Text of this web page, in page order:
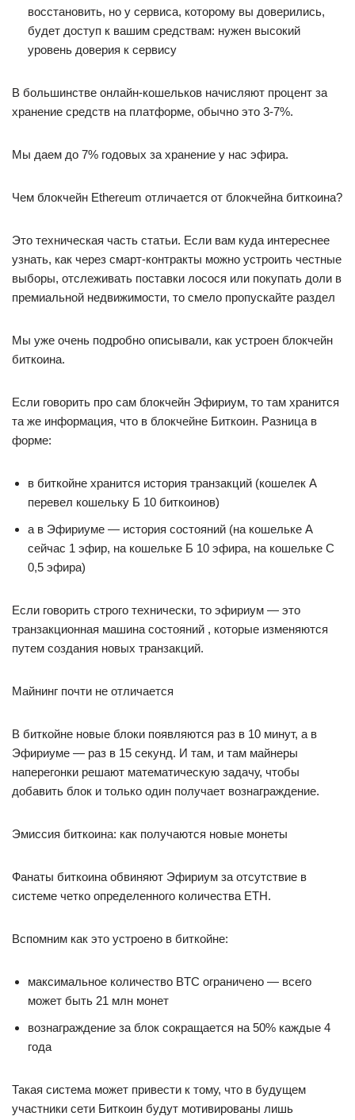
восстановить, но у сервиса, которому вы доверились,
будет доступ к вашим средствам: нужен высокий
уровень доверия к сервису
В большинстве онлайн-кошельков начисляют процент за
хранение средств на платформе, обычно это 3-7%.
Мы даем до 7% годовых за хранение у нас эфира.
Чем блокчейн Ethereum отличается от блокчейна биткоина?
Это техническая часть статьи. Если вам куда интереснее
узнать, как через смарт-контракты можно устроить честные
выборы, отслеживать поставки лосося или покупать доли в
премиальной недвижимости, то смело пропускайте раздел
Мы уже очень подробно описывали, как устроен блокчейн
биткоина.
Если говорить про сам блокчейн Эфириум, то там хранится
та же информация, что в блокчейне Биткоин. Разница в
форме:
в биткойне хранится история транзакций (кошелек А
перевел кошельку Б 10 биткоинов)
а в Эфириуме — история состояний (на кошельке А
сейчас 1 эфир, на кошельке Б 10 эфира, на кошельке С
0,5 эфира)
Если говорить строго технически, то эфириум — это
транзакционная машина состояний , которые изменяются
путем создания новых транзакций.
Майнинг почти не отличается
В биткойне новые блоки появляются раз в 10 минут, а в
Эфириуме — раз в 15 секунд. И там, и там майнеры
наперегонки решают математическую задачу, чтобы
добавить блок и только один получает вознаграждение.
Эмиссия биткоина: как получаются новые монеты
Фанаты биткоина обвиняют Эфириум за отсутствие в
системе четко определенного количества ETH.
Вспомним как это устроено в биткойне:
максимальное количество BTC ограничено — всего
может быть 21 млн монет
вознаграждение за блок сокращается на 50% каждые 4
года
Такая система может привести к тому, что в будущем
участники сети Биткоин будут мотивированы лишь